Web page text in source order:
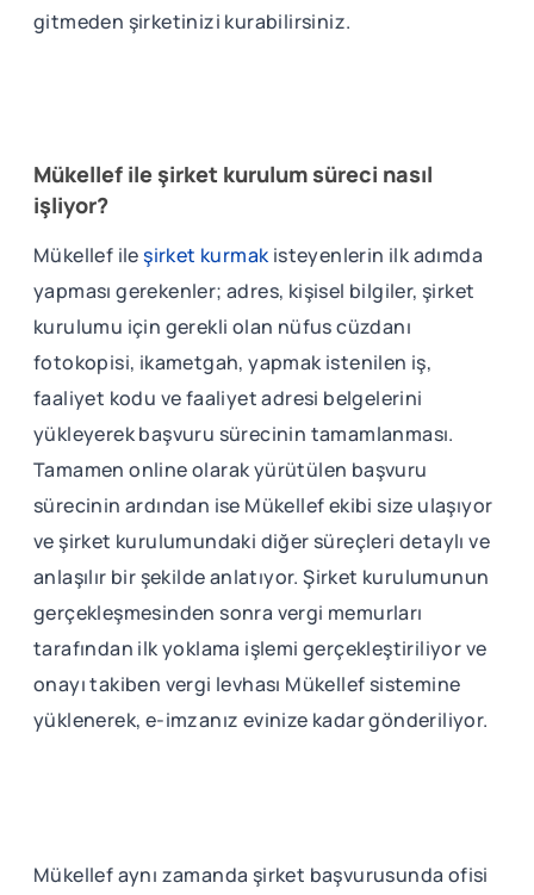
gitmeden şirketinizi kurabilirsiniz.
Mükellef ile şirket kurulum süreci nasıl
işliyor?
Mükellef ileşirket kurmakisteyenlerin ilk adımda
yapması gerekenler; adres, kişisel bilgiler, şirket
kurulumu için gerekli olan nüfus cüzdanı
fotokopisi, ikametgah, yapmak istenilen iş,
faaliyet kodu ve faaliyet adresi belgelerini
yükleyerek başvuru sürecinin tamamlanması.
Tamamen online olarak yürütülen başvuru
sürecinin ardından ise Mükellef ekibi size ulaşıyor
ve şirket kurulumundaki diğer süreçleri detaylı ve
anlaşılır bir şekilde anlatıyor. Şirket kurulumunun
gerçekleşmesinden sonra vergi memurları
tarafından ilk yoklama işlemi gerçekleştiriliyor ve
onayı takiben vergi levhası Mükellef sistemine
yüklenerek, e-imzanız evinize kadar gönderiliyor.
Mükellef aynı zamanda şirket başvurusunda ofisi